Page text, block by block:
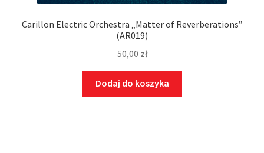
Carillon Electric Orchestra „Matter of Reverberations”
(AR019)
50,00 zł
Dodaj do koszyka